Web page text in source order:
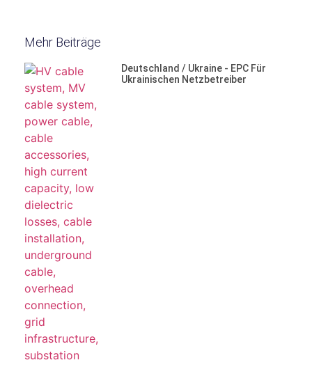
Mehr Beiträge
Deutschland / Ukraine - EPC Für
Ukrainischen Netzbetreiber